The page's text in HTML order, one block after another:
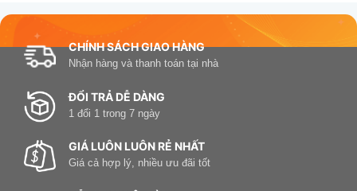
CHÍNH SÁCH GIAO HÀNG
Nhận hàng và thanh toán tại nhà
ĐỔI TRẢ DỄ DÀNG
1 đổi 1 trong 7 ngày
GIÁ LUÔN LUÔN RẺ NHẤT
Giá cả hợp lý, nhiều ưu đãi tốt